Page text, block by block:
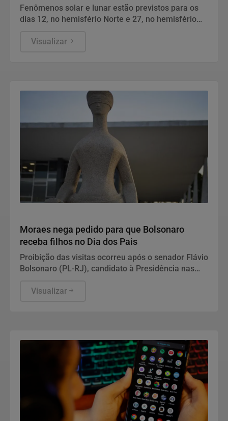
Fenômenos solar e lunar estão previstos para os
dias 12, no hemisfério Norte e 27, no hemisfério
Visualizar
Moraes nega pedido para que Bolsonaro
receba filhos no Dia dos Pais
Proibição das visitas ocorreu após o senador Flávio
Bolsonaro (PL-RJ), candidato à Presidência nas
uma carta manuscrita assinada pelo pai.
Visualizar